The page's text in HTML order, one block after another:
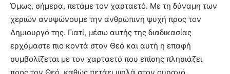
Όμως, σήμερα, πετάμε τον χαρταετό. Με τη δύναμη των
χεριών ανυψώνουμε την ανθρώπινη ψυχή προς τον
Δημιουργό της. Γιατί, μέσω αυτής της διαδικασίας
ερχόμαστε πιο κοντά στον Θεό και αυτή η επαφή
συμβολίζεται με τον χαρταετό που επίσης πλησιάζει